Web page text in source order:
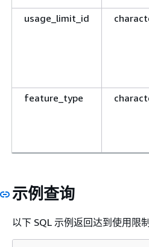
usage_limit_id
feature_type
示例查询
以下 SQL 示例返回达到使用限